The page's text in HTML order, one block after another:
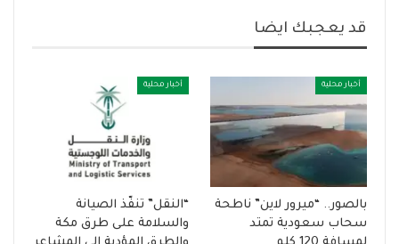
قد يعجبك ايضا
أخبار محلية
بالصور.. “ميرور لاين” ناطحة
سحاب سعودية تمتد
أخبار محلية
“النقل” تنفّذ الصيانة
والسلامة على طرق مكة